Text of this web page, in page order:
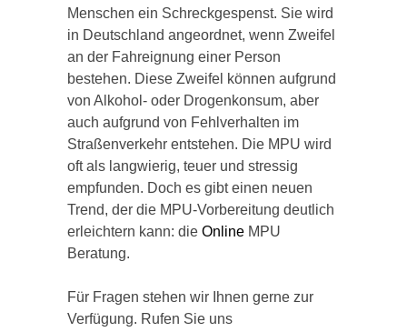
Menschen ein Schreckgespenst. Sie wird
in Deutschland angeordnet, wenn Zweifel
an der Fahreignung einer Person
bestehen. Diese Zweifel können aufgrund
von Alkohol- oder Drogenkonsum, aber
auch aufgrund von Fehlverhalten im
Straßenverkehr entstehen. Die MPU wird
oft als langwierig, teuer und stressig
empfunden. Doch es gibt einen neuen
Trend, der die MPU-Vorbereitung deutlich
erleichtern kann: die Online MPU
Beratung.
Für Fragen stehen wir Ihnen gerne zur
Verfügung. Rufen Sie uns